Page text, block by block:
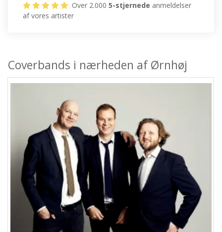
Over 2.0005-stjernede anmeldelser
af vores artister
Coverbands i nærheden af Ørnhøj